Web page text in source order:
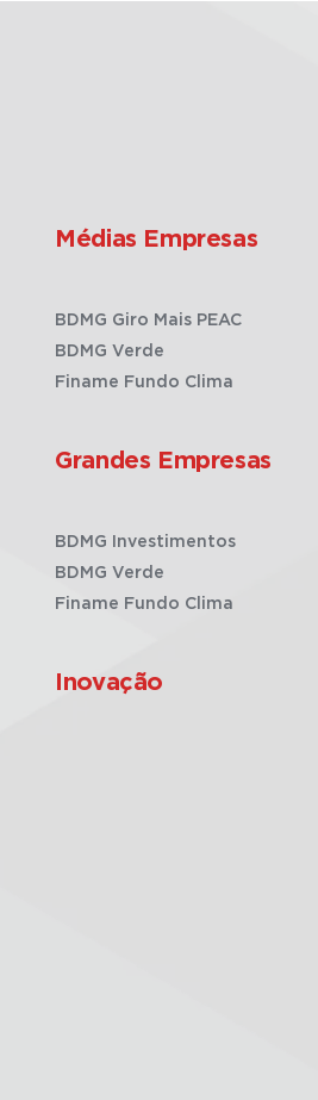
Médias Empresas
BDMG Giro Mais PEAC
BDMG Verde
Finame Fundo Clima
Grandes Empresas
BDMG Investimentos
BDMG Verde
Finame Fundo Clima
Inovação